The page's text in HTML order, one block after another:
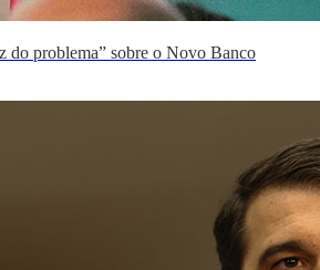
do problema” sobre o Novo Banco